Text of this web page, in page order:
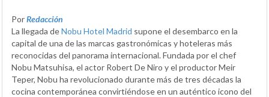
PorRedacción
La llegada deNobu Hotel Madrid supone el desembarco en la
capital de una de las marcas gastronómicas y hoteleras más
reconocidas del panorama internacional. Fundada por el chef
Nobu Matsuhisa, el actor Robert De Niro y el productor Meir
Teper, Nobu ha revolucionado durante más de tres décadas la
cocina contemporánea convirtiéndose en un auténtico icono del